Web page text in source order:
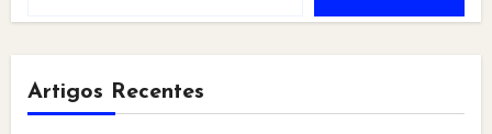
Artigos Recentes